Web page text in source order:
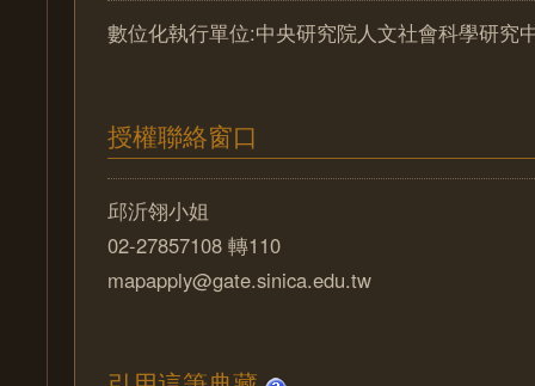
數位化執行單位:中央研究院人文社會科學研究
授權聯絡窗口
邱沂翎小姐
02-27857108 轉110
mapapply@gate.sinica.edu.tw